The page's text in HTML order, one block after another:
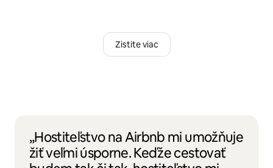
Zistite viac
„Hostiteľstvo na Airbnb mi umožňuje
žiť veľmi úsporne. Keďže cestovať